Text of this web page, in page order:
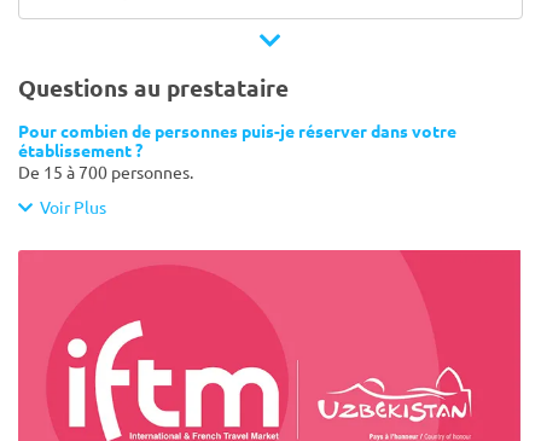
Questions au prestataire
Pour combien de personnes puis-je réserver dans votre
établissement ?
De 15 à 700 personnes.
Voir Plus